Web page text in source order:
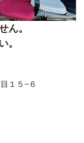
ん。
。
１５−６